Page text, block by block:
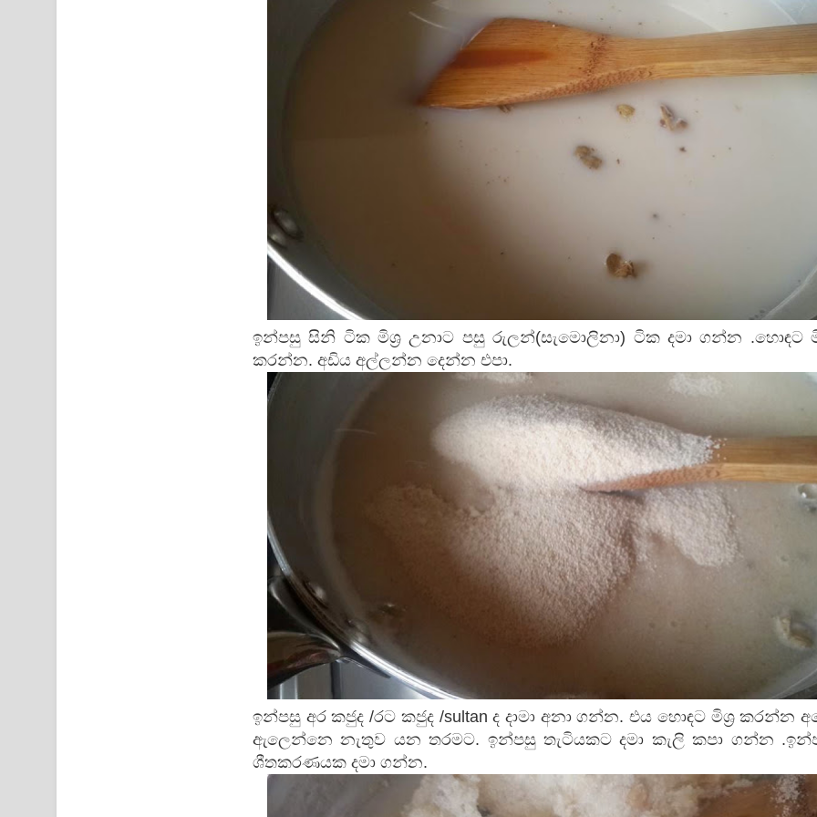
ඉන්පසු සිනි ටික මිශ්‍ර උනාට පසු රුලන්(සැමොලිනා) ටික දමා ගන්න .හොඳට
කරන්න. අඩිය අල්ලන්න දෙන්න එපා.
ඉන්පසු අර කජුද /රට කජුද /sultan ද දාමා අනා ගන්න. එය හොඳට මිශ්‍ර කරන්න
ඇලෙන්නෙ නැතුව යන තරමට. ඉන්පසු තැටියකට දමා කැලි කපා ගන්න
ශීතකරණයක දමා ගන්න.